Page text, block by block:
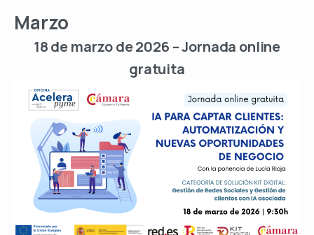
Marzo
18 de marzo de 2026 – Jornada online
gratuita